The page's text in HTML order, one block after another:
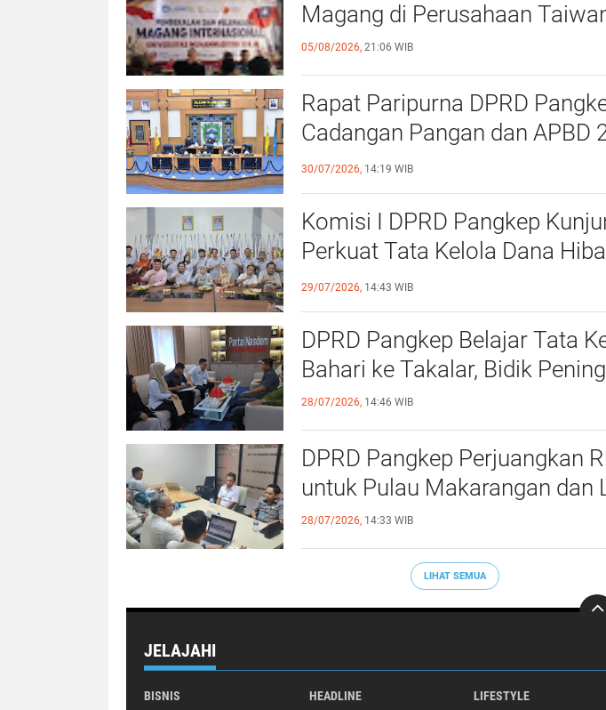
Magang di Perusahaan
05/08/2026, 21:06 WIB
Rapat Paripurna DPRD
Cadangan Pangan dan APBD
dengan Sejumlah Catatan
30/07/2026, 14:19 WIB
Komisi I DPRD Pangkep
Perkuat Tata Kelola Dana
Olahraga
29/07/2026, 14:43 WIB
DPRD Pangkep Belajar Tata
Bahari ke Takalar, Bidik
28/07/2026, 14:46 WIB
DPRD Pangkep Perjuangkan
untuk Pulau Makarangan dan
28/07/2026, 14:33 WIB
LIHAT SEMUA
JELAJAHI
BISNIS HEADLINE LIFESTYLE